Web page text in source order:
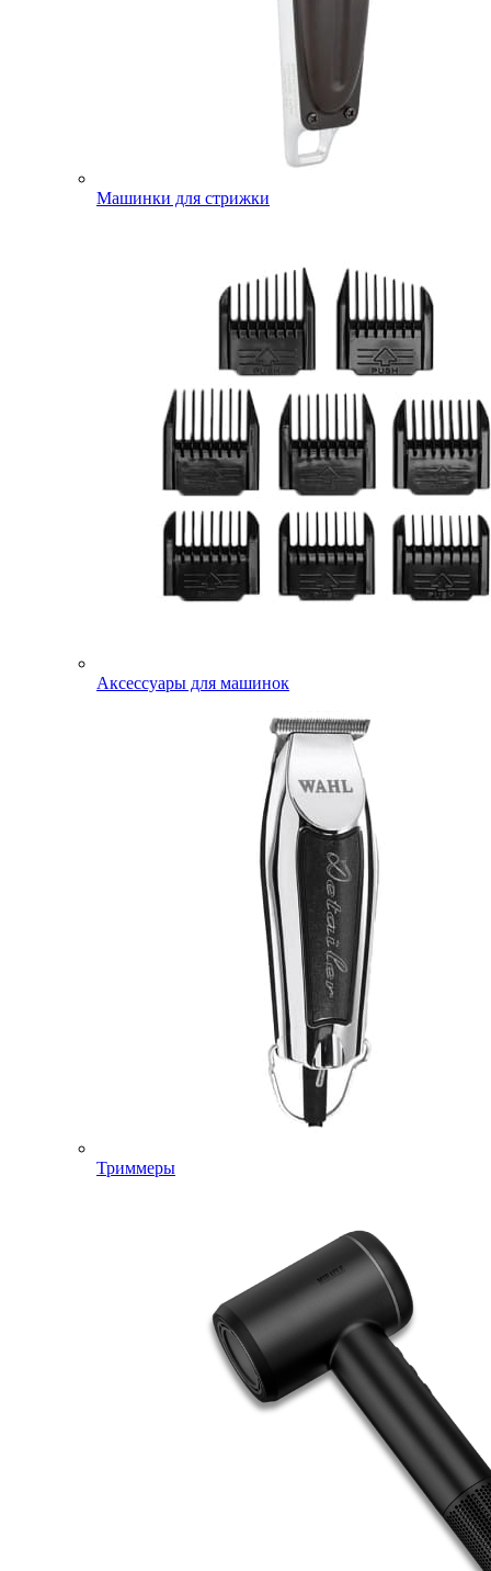
Машинки для стрижки
Аксессуары для машинок
Триммеры